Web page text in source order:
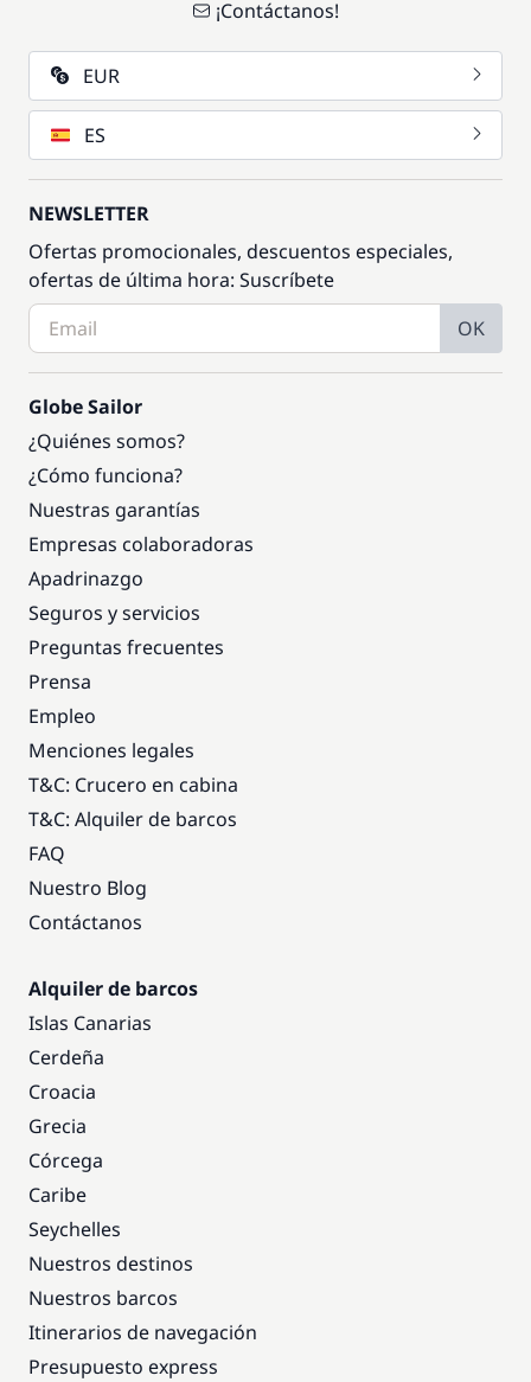
¡Contáctanos!
EUR
ES
NEWSLETTER
Ofertas promocionales, descuentos especiales,
ofertas de última hora: Suscríbete
OK
Globe Sailor
¿Quiénes somos?
¿Cómo funciona?
Nuestras garantías
Empresas colaboradoras
Apadrinazgo
Seguros y servicios
Preguntas frecuentes
Prensa
Empleo
Menciones legales
T&C: Crucero en cabina
T&C: Alquiler de barcos
FAQ
Nuestro Blog
Contáctanos
Alquiler de barcos
Islas Canarias
Cerdeña
Croacia
Grecia
Córcega
Caribe
Seychelles
Nuestros destinos
Nuestros barcos
Itinerarios de navegación
Presupuesto express